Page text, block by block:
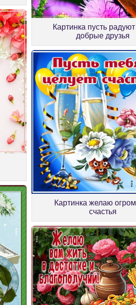
Картинка пусть
добрые друзья
Картинка желаю
счастья